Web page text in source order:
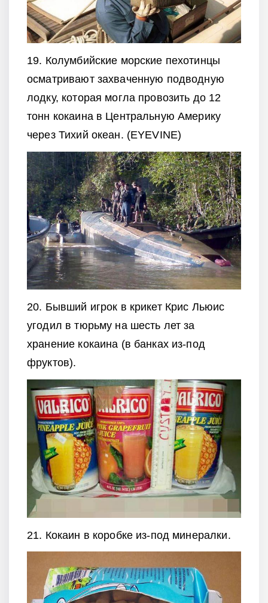
19. Колумбийские морские пехотинцы
осматривают захваченную подводную
лодку, которая могла провозить до 12
тонн кокаина в Центральную Америку
через Тихий океан. (EYEVINE)
20. Бывший игрок в крикет Крис Льюис
угодил в тюрьму на шесть лет за
хранение кокаина (в банках из-под
фруктов).
21. Кокаин в коробке из-под минералки.